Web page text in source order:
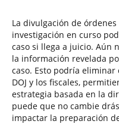
La divulgación de
investigación en curso
caso si llega a juicio. Aún
la información revelada
caso. Esto podría
DOJ y los fiscales,
estrategia basada en la
puede que no cambie
impactar la preparación